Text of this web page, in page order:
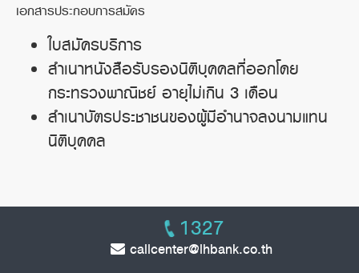
เอกสารประกอบการสมัคร
ใบสมัครบริการ
สำเนาหนังสือรับรองนิติบุคคลที่ออกโดย
กระทรวงพาณิชย์ อายุไม่เกิน 3 เดือน
สำเนาบัตรประชาชนของผู้มีอำนาจลงนามแทน
นิติบุคคล
1327
callcenter@lhbank.co.th